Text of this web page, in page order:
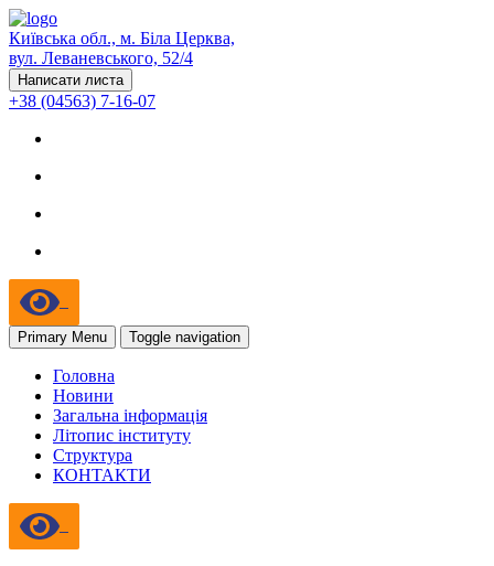
Київська обл., м. Біла Церква,
вул. Леваневського, 52/4
Написати листа
+38 (04563) 7-16-07
Primary Menu Toggle navigation
Головна
Новини
Загальна інформація
Літопис інституту
Структура
КОНТАКТИ